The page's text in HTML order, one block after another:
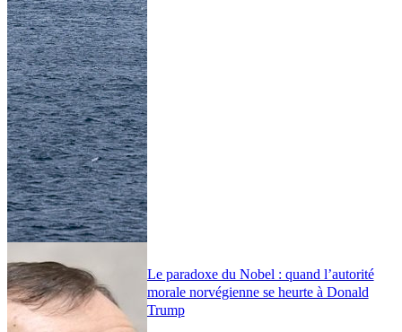
Le paradoxe du Nobel : quand l’autorité
morale norvégienne se heurte à Donald
Trump